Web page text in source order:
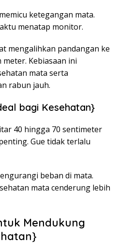
ketegangan mata.
menatap monitor.
mengalihkan pandangan ke
Kebiasaan ini
mata serta
rabun jauh.
bagi Kesehatan}
40 hingga 70 sentimeter
Gue tidak terlalu
beban di mata.
mata cenderung lebih
Mendukung